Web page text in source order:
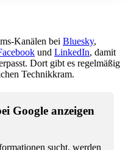
Kanälen bei Bluesky,
und LinkedIn, damit
Dort gibt es regelmäßig
Technikkram.
Google anzeigen
sucht, werden